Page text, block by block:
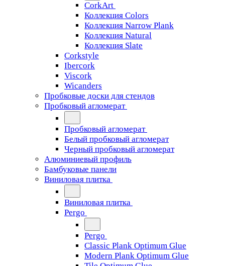
CorkArt
Коллекция Colors
Коллекция Narrow Plank
Коллекция Natural
Коллекция Slate
Corkstyle
Ibercork
Viscork
Wicanders
Пробковые доски для стендов
Пробковый агломерат
Пробковый агломерат
Белый пробковый агломерат
Черный пробковый агломерат
Алюминиевый профиль
Бамбуковые панели
Виниловая плитка
Виниловая плитка
Pergo
Pergo
Classic Plank Optimum Glue
Modern Plank Optimum Glue